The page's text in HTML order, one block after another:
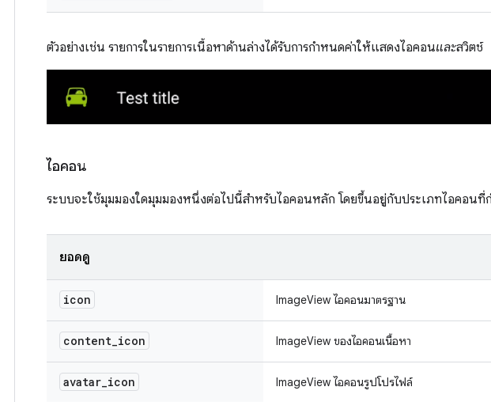
ตัวอย่างเช่น รายการในรายการเนื้อหาด้านล่างได้รับการกําหนดค่าให้แสดงไอคอนและสวิตช์
ไอคอน
ระบบจะใช้มุมมองใดมุมมองหนึ่งต่อไปนี้สำหรับไอคอนหลัก โดยขึ้นอยู่กับประเภทไอคอนที่ก
ยอดดู
icon ImageView ไอคอนมาตรฐาน
content_icon ImageView ของไอคอนเนื้อหา
avatar_icon ImageView ไอคอนรูปโปรไฟล์